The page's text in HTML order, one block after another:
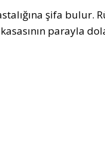
şifa
parayla